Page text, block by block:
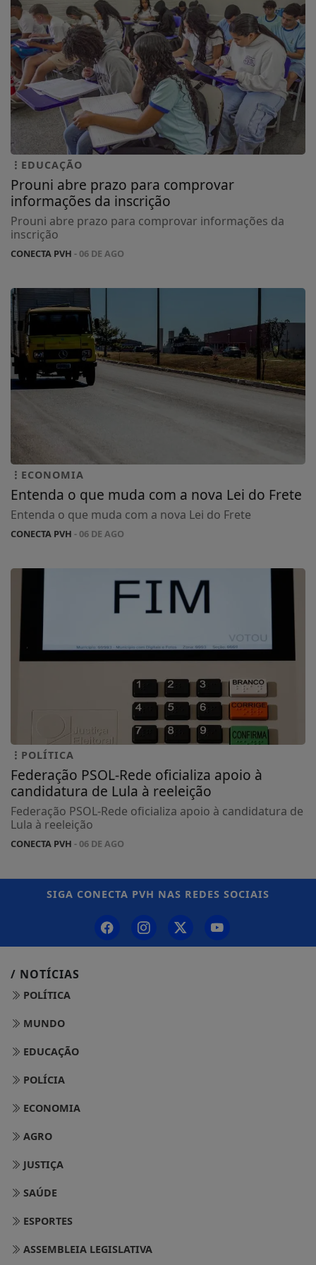
EDUCAÇÃO
Prouni abre prazo para comprovar
informações da inscrição
Prouni abre prazo para comprovar informações da
inscrição
CONECTA PVH - 06 DE AGO
ECONOMIA
Entenda o que muda com a nova Lei do Frete
Entenda o que muda com a nova Lei do Frete
CONECTA PVH - 06 DE AGO
POLÍTICA
Federação PSOL-Rede oficializa apoio à
candidatura de Lula à reeleição
Federação PSOL-Rede oficializa apoio à candidatura de
Lula à reeleição
CONECTA PVH - 06 DE AGO
SIGA CONECTA PVH NAS REDES SOCIAIS
/ NOTÍCIAS
POLÍTICA
MUNDO
EDUCAÇÃO
POLÍCIA
ECONOMIA
AGRO
JUSTIÇA
SAÚDE
ESPORTES
ASSEMBLEIA LEGISLATIVA